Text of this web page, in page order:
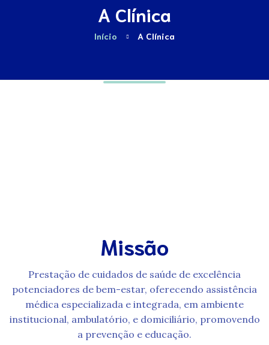
A Clínica
Início A Clínica
Missão
Prestação de cuidados de saúde de excelência
potenciadores de bem-estar, oferecendo assistência
médica especializada e integrada, em ambiente
institucional, ambulatório, e domiciliário, promovendo
a prevenção e educação.